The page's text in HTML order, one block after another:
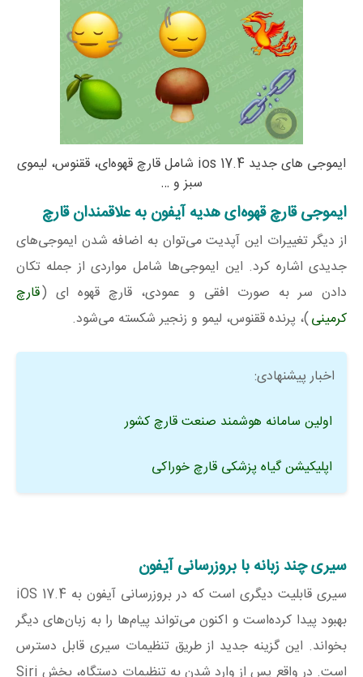
ایموجی های جدید ios 17.4 شامل قارچ قهوه‌ای، ققنوس، لیموی
سبز و …
ایموجی قارچ قهوه‌ای هدیه آیفون به علاقمندان قارچ
از دیگر تغییرات این آپدیت می‌توان به اضافه‌ شدن ایموجی‌های
جدیدی اشاره کرد. این ایموجی‌ها شامل مواردی از جمله تکان
دادن سر به صورت افقی و عمودی، قارچ قهوه ای (قارچ
کرمینی)، پرنده ققنوس، لیمو و زنجیر شکسته می‌شود.
اخبار پیشنهادی:
اولین سامانه هوشمند صنعت قارچ کشور
اپلیکیشن گیاه پزشکی قارچ خوراکی
سیری چند زبانه با بروزرسانی آیفون
سیری قابلیت دیگری است که در بروزرسانی آیفون به iOS 17.4
بهبود پیدا کرده‌است و اکنون می‌تواند پیام‌ها را به زبان‌های دیگر
بخواند. این گزینه جدید از طریق تنظیمات سیری قابل دسترس
است. در واقع پس از وارد شدن به تنظیمات دستگاه، بخش Siri